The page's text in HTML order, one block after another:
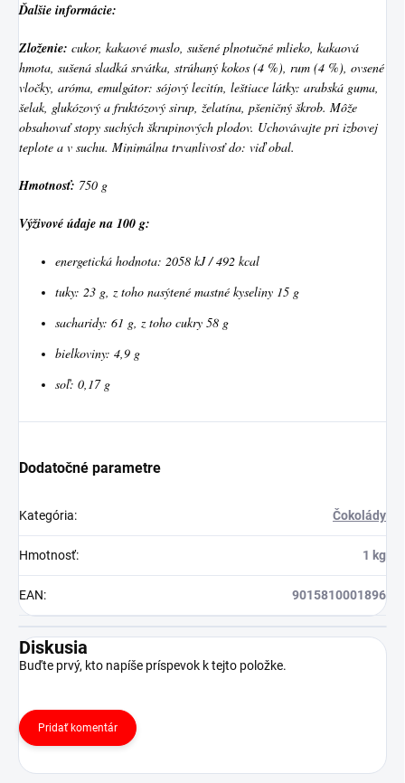
Ďalšie informácie:
Zloženie: cukor, kakaové maslo, sušené plnotučné mlieko, kakaová
hmota, sušená sladká srvátka, strúhaný kokos (4 %), rum (4 %), ovsené
vločky, aróma, emulgátor: sójový lecitín, leštiace látky: arabská guma,
šelak, glukózový a fruktózový sirup, želatína, pšeničný škrob. Môže
obsahovať stopy suchých škrupinových plodov. Uchovávajte pri izbovej
teplote a v suchu. Minimálna trvanlivosť do: viď obal.
Hmotnosť: 750 g
Výživové údaje na 100 g:
energetická hodnota: 2058 kJ / 492 kcal
tuky: 23 g, z toho nasýtené mastné kyseliny 15 g
sacharidy: 61 g, z toho cukry 58 g
bielkoviny: 4,9 g
soľ: 0,17 g
Dodatočné parametre
Kategória: Čokolády
Hmotnosť: 1 kg
EAN: 9015810001896
Diskusia
Buďte prvý, kto napíše príspevok k tejto položke.
Pridať komentár